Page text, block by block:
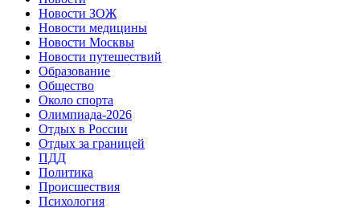
Новости ЗОЖ
Новости медицины
Новости Москвы
Новости путешествий
Образование
Общество
Около спорта
Олимпиада-2026
Отдых в России
Отдых за границей
ПДД
Политика
Происшествия
Психология